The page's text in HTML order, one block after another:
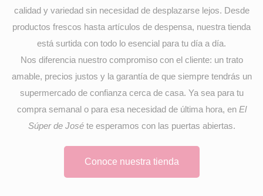
calidad y variedad sin necesidad de desplazarse lejos. Desde
productos frescos hasta artículos de despensa, nuestra tienda
está surtida con todo lo esencial para tu día a día.
Nos diferencia nuestro compromiso con el cliente: un trato
amable, precios justos y la garantía de que siempre tendrás un
supermercado de confianza cerca de casa. Ya sea para tu
compra semanal o para esa necesidad de última hora, en El
Súper de Joséte esperamos con las puertas abiertas.
Conoce nuestra tienda